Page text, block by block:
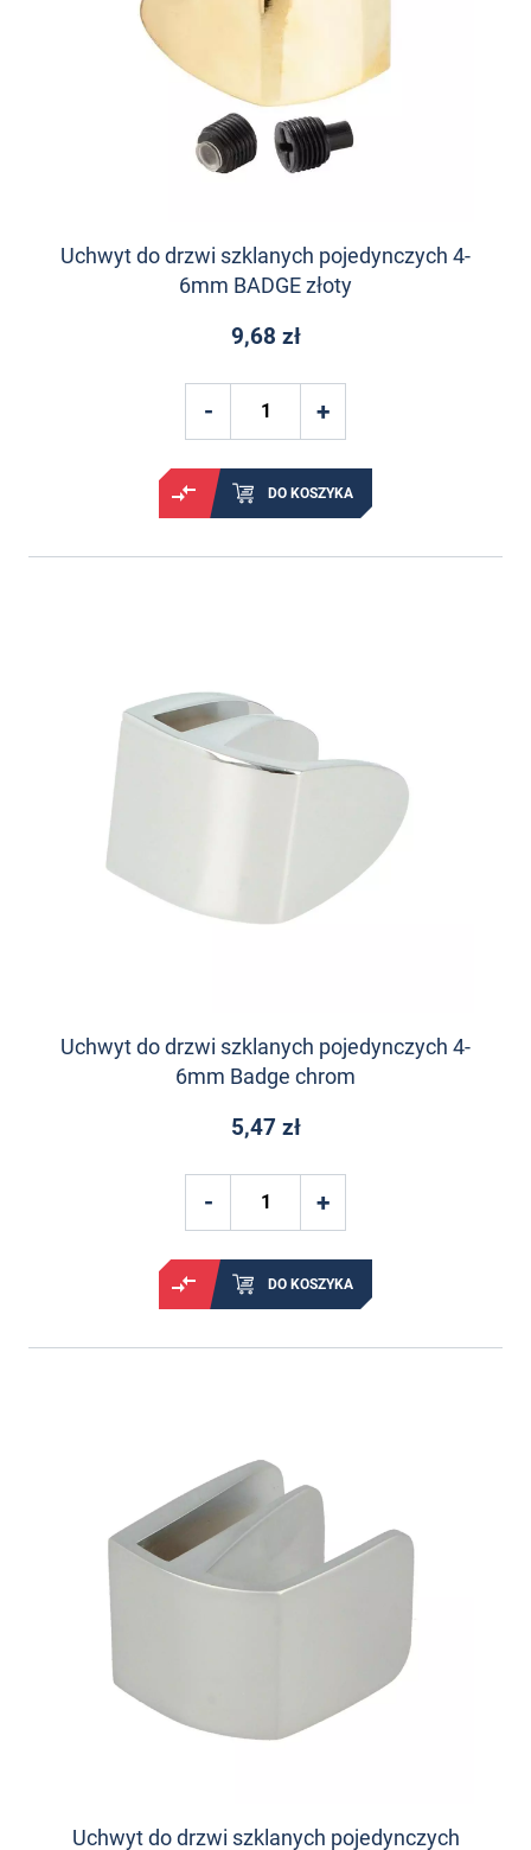
Uchwyt do drzwi szklanych pojedynczych 4-
6mm BADGE złoty
9,68 zł
DO KOSZYKA
Uchwyt do drzwi szklanych pojedynczych 4-
6mm Badge chrom
5,47 zł
DO KOSZYKA
Uchwyt do drzwi szklanych pojedynczych